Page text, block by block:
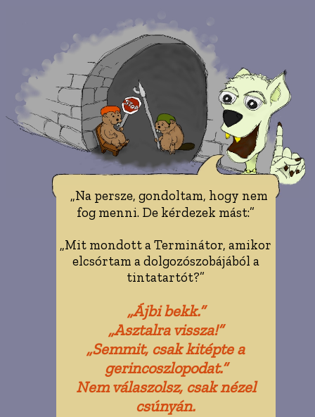
„Na persze, gondoltam, hogy nem
fog menni. De kérdezek mást:”
„Mit mondott a Terminátor, amikor
elcsórtam a dolgozószobájából a
tintatartót?”
„Ájbi bekk.”
„Asztalra vissza!”
„Semmit, csak kitépte a
gerincoszlopodat.”
Nem válaszolsz, csak nézel
csúnyán.